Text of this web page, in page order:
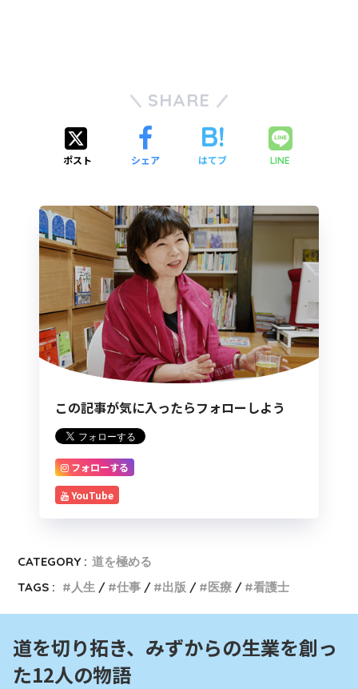
SHARE
ポスト シェア はてブ LINE
この記事が気に入ったらフォローしよう
フォローする
YouTube
CATEGORY : 道を極める
TAGS :
人生 仕事 出版 医療 看護士
道を切り拓き、みずからの生業を創っ
た12人の物語